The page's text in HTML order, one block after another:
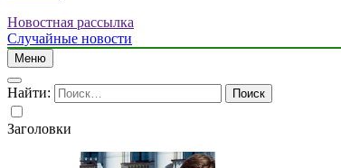
Новостная рассылка
Случайные новости
Меню
Найти:
Заголовки